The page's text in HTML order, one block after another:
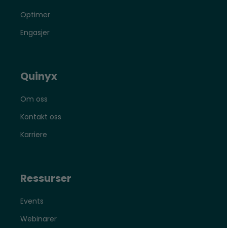
Optimer
Engasjer
Quinyx
Om oss
Kontakt oss
Karriere
Ressurser
Events
Webinarer